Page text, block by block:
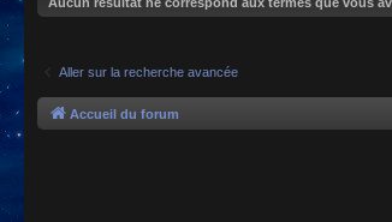
Aucun résultat ne correspond aux termes que vous
Aller sur la recherche avancée
Accueil du forum